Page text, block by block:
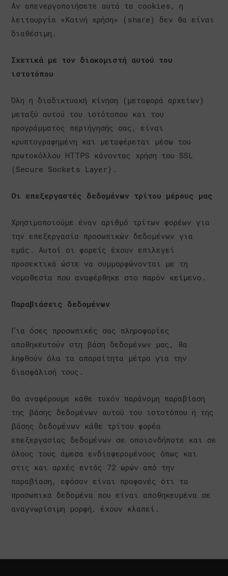
Αν απενεργοποιήσετε αυτά τα cookies, η
λειτουργία «Κοινή χρήση» (share) δεν θα είναι
διαθέσιμη.
Σχετικά με τον διακομιστή αυτού του
ιστοτόπου
Όλη η διαδικτυακή κίνηση (μεταφορά αρχείων)
μεταξύ αυτού του ιστότοπου και του
προγράμματος περιήγησής σας, είναι
κρυπτογραφημένη και μεταφέρεται μέσω του
πρωτοκόλλου HTTPS κάνοντας χρήση του SSL
(Secure Sockets Layer).
Οι επεξεργαστές δεδομένων τρίτου μέρους μας
Χρησιμοποιούμε έναν αριθμό τρίτων φορέων για
την επεξεργασία προσωπικών δεδομένων για
εμάς. Αυτοί οι φορείς έχουν επιλεγεί
προσεκτικά ώστε να συμμορφώνονται με τη
νομοθεσία που αναφέρθηκε στο παρόν κείμενο.
Παραβιάσεις δεδομένων
Για όσες προσωπικές σας πληροφορίες
αποθηκευτούν στη βάση δεδομένων μας, θα
ληφθούν όλα τα απαραίτητα μέτρα για την
διασφάλισή τους.
Θα αναφέρουμε κάθε τυχόν παράνομη παραβίαση
της βάσης δεδομένων αυτού του ιστοτόπου ή της
βάσης δεδομένων κάθε τρίτου φορέα
επεξεργασίας δεδομένων σε οποιονδήποτε και σε
όλους τους άμεσα ενδιαφερομένους όπως και
στις και αρχές εντός 72 ωρών από την
παραβίαση, εφόσον είναι προφανές ότι τα
προσωπικά δεδομένα που είναι αποθηκευμένα σε
αναγνωρίσιμη μορφή, έχουν κλαπεί.